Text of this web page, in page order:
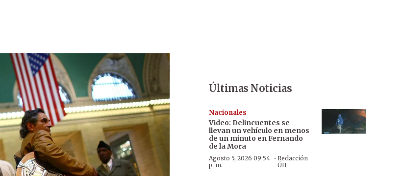
Últimas Noticias
Nacionales
Video: Delincuentes se
llevan un vehículo en menos
de un minuto en Fernando
de la Mora
Agosto 5, 2026 09:54
p. m.
· Redacción
ÚH